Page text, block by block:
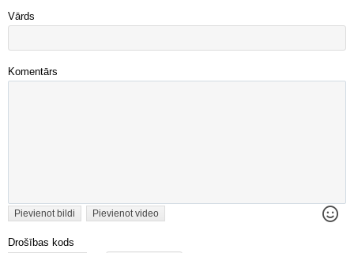
Vārds
Komentārs
Pievienot bildi Pievienot video
Drošības kods